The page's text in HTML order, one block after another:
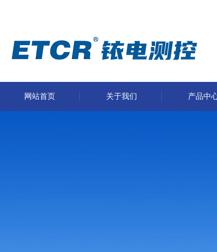
网站首页 关于我们 产品中